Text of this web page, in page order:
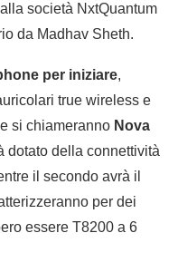
società NxtQuantum
da Madhav Sheth.
per iniziare,
true wireless e
si chiameranno Nova
dotato della connettività
il secondo avrà il
per dei
essere T8200 a 6